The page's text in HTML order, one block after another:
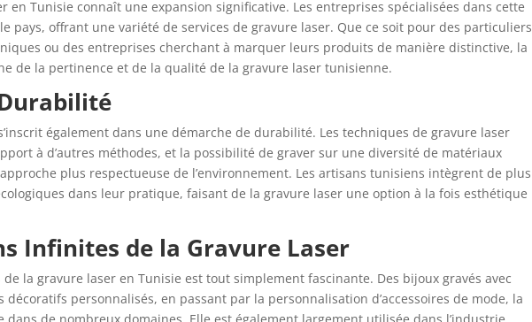
en Tunisie connaît une expansion significative. Les entreprises spécialisées dans cette
pays, offrant une variété de services de gravure laser. Que ce soit pour des particuliers
ou des entreprises cherchant à marquer leurs produits de manière distinctive, la
de la pertinence et de la qualité de la gravure laser tunisienne.
également dans une démarche de durabilité. Les techniques de gravure laser
à d’autres méthodes, et la possibilité de graver sur une diversité de matériaux
plus respectueuse de l’environnement. Les artisans tunisiens intègrent de plus
dans leur pratique, faisant de la gravure laser une option à la fois esthétique
Infinites de la Gravure Laser
la gravure laser en Tunisie est tout simplement fascinante. Des bijoux gravés avec
personnalisés, en passant par la personnalisation d’accessoires de mode, la